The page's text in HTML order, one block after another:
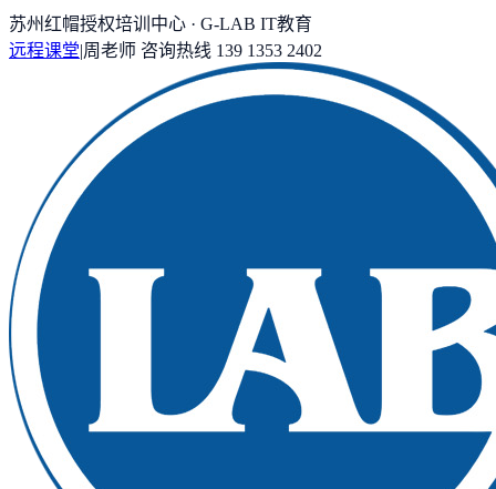
苏州红帽授权培训中心 · G-LAB IT教育
远程课堂|周老师 咨询热线 139 1353 2402